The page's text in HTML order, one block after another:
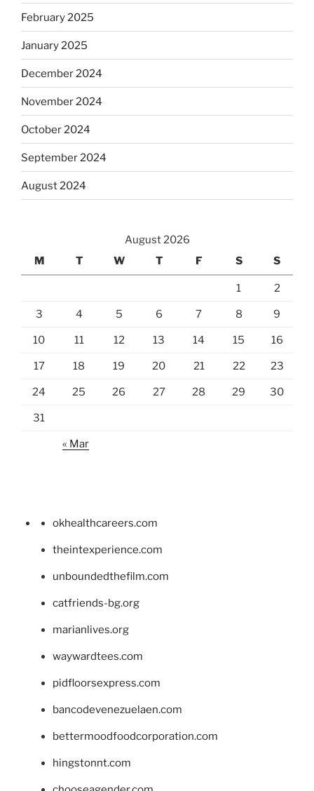
February 2025
January 2025
December 2024
November 2024
October 2024
September 2024
August 2024
August 2026
M
T W T F S S
1 2
3 4 5 6 7 8 9
10 11 12 13 14 15 16
17 18 19 20 21 22 23
24 25 26 27 28 29 30
31
« Mar
okhealthcareers.com
theintexperience.com
unboundedthefilm.com
catfriends-bg.org
marianlives.org
waywardtees.com
pidfloorsexpress.com
bancodevenezuelaen.com
bettermoodfoodcorporation.com
hingstonnt.com